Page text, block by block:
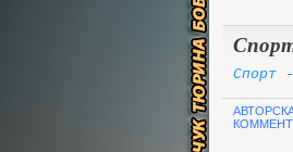
Спорт